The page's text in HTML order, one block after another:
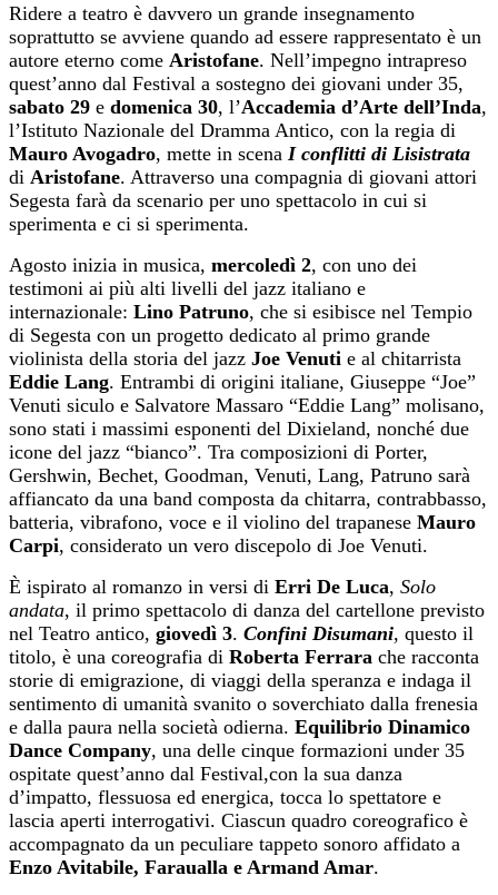
Ridere a teatro è davvero un grande insegnamento
soprattutto se avviene quando ad essere rappresentato è un
autore eterno come Aristofane. Nell’impegno intrapreso
quest’anno dal Festival a sostegno dei giovani under 35,
sabato 29 e domenica 30, l’Accademia d’Arte dell’Inda,
l’Istituto Nazionale del Dramma Antico, con la regia di
Mauro Avogadro, mette in scena I conflitti di Lisistrata
di Aristofane. Attraverso una compagnia di giovani attori
Segesta farà da scenario per uno spettacolo in cui si
sperimenta e ci si sperimenta.
Agosto inizia in musica, mercoledì 2, con uno dei
testimoni ai più alti livelli del jazz italiano e
internazionale: Lino Patruno, che si esibisce nel Tempio
di Segesta con un progetto dedicato al primo grande
violinista della storia del jazz Joe Venuti e al chitarrista
Eddie Lang. Entrambi di origini italiane, Giuseppe “Joe”
Venuti siculo e Salvatore Massaro “Eddie Lang” molisano,
sono stati i massimi esponenti del Dixieland, nonché due
icone del jazz “bianco”. Tra composizioni di Porter,
Gershwin, Bechet, Goodman, Venuti, Lang, Patruno sarà
affiancato da una band composta da chitarra, contrabbasso,
batteria, vibrafono, voce e il violino del trapanese Mauro
Carpi, considerato un vero discepolo di Joe Venuti.
È ispirato al romanzo in versi di Erri De Luca, Solo
andata, il primo spettacolo di danza del cartellone previsto
nel Teatro antico, giovedì 3. Confini Disumani, questo il
titolo, è una coreografia di Roberta Ferrara che racconta
storie di emigrazione, di viaggi della speranza e indaga il
sentimento di umanità svanito o soverchiato dalla frenesia
e dalla paura nella società odierna. Equilibrio Dinamico
Dance Company, una delle cinque formazioni under 35
ospitate quest’anno dal Festival,con la sua danza
d’impatto, flessuosa ed energica, tocca lo spettatore e
lascia aperti interrogativi. Ciascun quadro coreografico è
accompagnato da un peculiare tappeto sonoro affidato a
Enzo Avitabile, Faraualla e Armand Amar.